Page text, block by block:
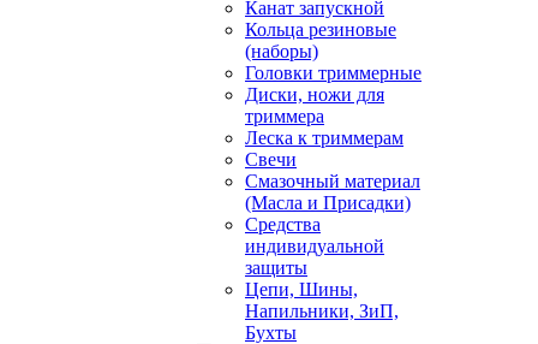
Канат запускной
Кольца резиновые
(наборы)
Головки триммерные
Диски, ножи для
триммера
Леска к триммерам
Свечи
Смазочный материал
(Масла и Присадки)
Средства
индивидуальной
защиты
Цепи, Шины,
Напильники, ЗиП,
Бухты